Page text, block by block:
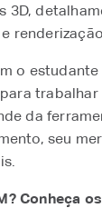
3D,
o
da
seu
Conheça